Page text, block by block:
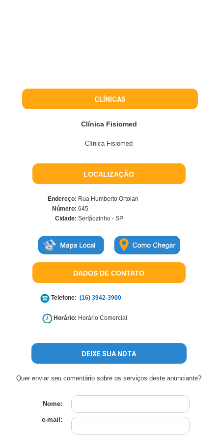
CLÍNICAS
Clínica Fisiomed
Clínica Fisiomed
LOCALIZAÇÃO
Endereço: Rua Humberto Ortolan
Número: 645
Cidade: Sertãozinho - SP
DADOS DE CONTATO
Telefone: (16) 3942-3900
Horário: Horário Comercial
DEIXE SUA NOTA
Quer enviar seu comentário sobre os serviços deste anunciante?
Nome:
e-mail: